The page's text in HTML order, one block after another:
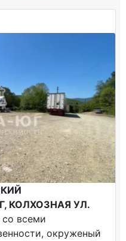
КОЛХОЗНАЯ УЛ.
всеми
окруженый